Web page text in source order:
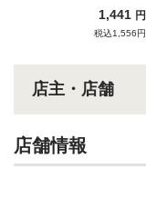
最高峰の味わい1,441 円
税込1,556円
店主・店舗
店舗情報